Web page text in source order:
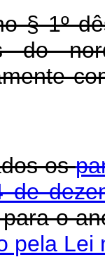
§ 1º
do
os
de
o
pela Lei